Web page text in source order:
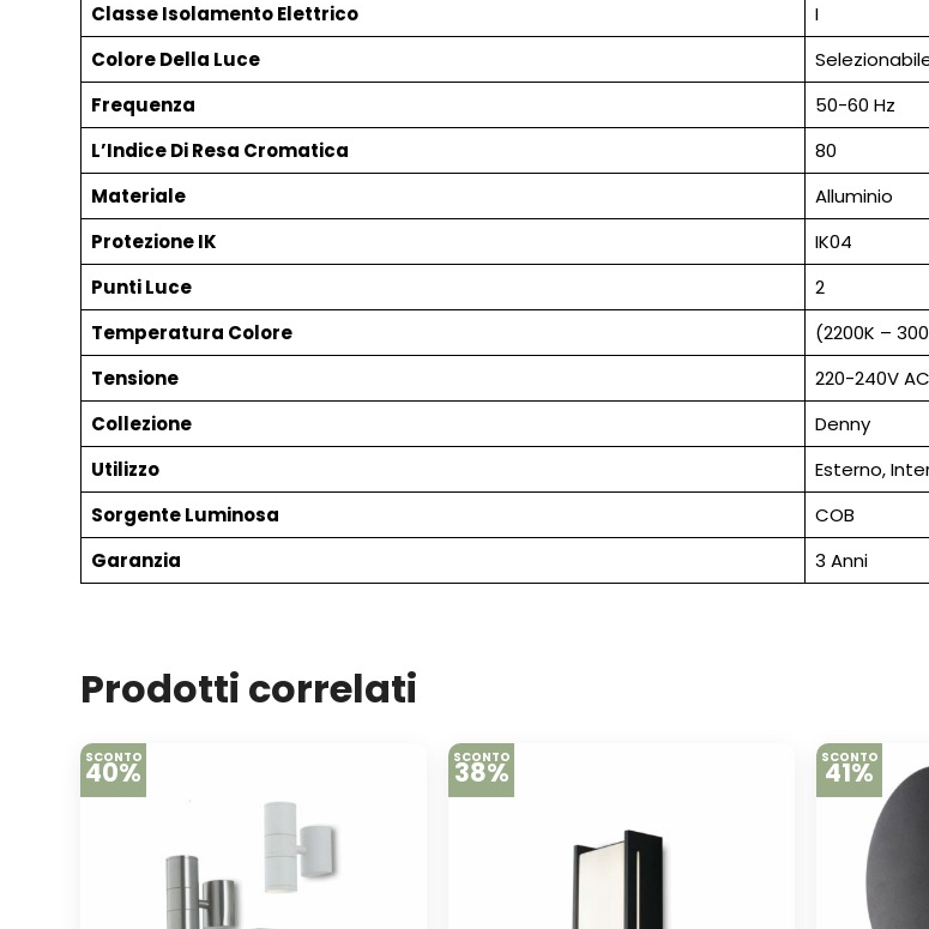
Classe Isolamento Elettrico
I
Colore Della Luce
Frequenza
50-60 Hz
L’Indice Di Resa Cromatica
80
Materiale
Alluminio
Protezione IK
IK04
Punti Luce
2
Temperatura Colore
(2200K –
Tensione
220-240V AC
Collezione
Denny
Utilizzo
Esterno,
Sorgente Luminosa
COB
Garanzia
3 Anni
Prodotti correlati
SCONTO
40% SCONTO
38% SCONTO
41%